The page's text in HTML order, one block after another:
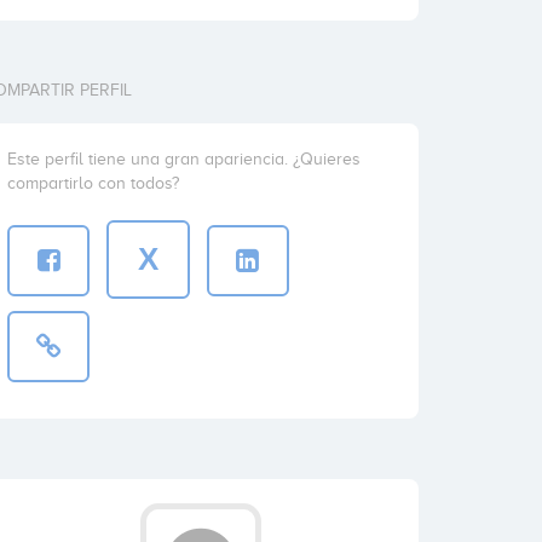
PERFIL
Este perfil tiene una gran apariencia. ¿Quieres
compartirlo con todos?
X